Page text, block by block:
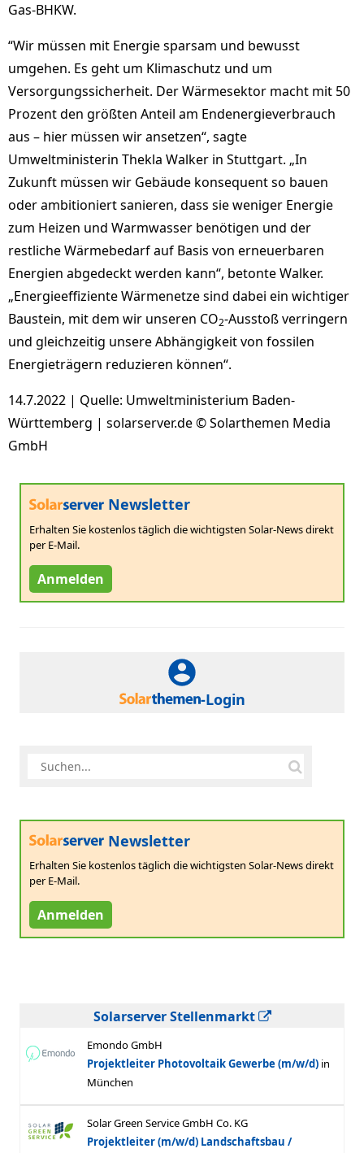
Gas-BHKW.
“Wir müssen mit Energie sparsam und bewusst
umgehen. Es geht um Klimaschutz und um
Versorgungssicherheit. Der Wärmesektor macht mit 50
Prozent den größten Anteil am End­energieverbrauch
aus – hier müssen wir ansetzen“, sagte
Umweltministerin Thekla Walker in Stuttgart. „In
Zukunft müssen wir Gebäude konsequent so bauen
oder ambitio­niert sanieren, dass sie weniger Energie
zum Heizen und Warmwasser benötigen und der
restliche Wärmebedarf auf Basis von erneuerbaren
Energien abgedeckt werden kann“, betonte Walker.
„Energieeffiziente Wärmenetze sind dabei ein wichtiger
Baustein, mit dem wir unseren CO2-Ausstoß verringern
und gleichzeitig unsere Abhängigkeit von fossilen
Energieträgern reduzieren können“.
14.7.2022 | Quelle: Umweltministerium Baden-
Württemberg | solarserver.de © Solarthemen Media
GmbH
Newsletter
Erhalten Sie kostenlos täglich die wichtigsten Solar-News direkt
per E-Mail.
Anmelden
-Login
Newsletter
Erhalten Sie kostenlos täglich die wichtigsten Solar-News direkt
per E-Mail.
Anmelden
Solarserver Stellenmarkt